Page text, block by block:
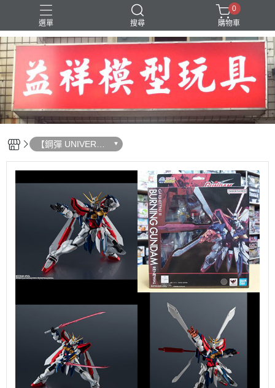
選單 搜尋
SD 三國創傑傳
0
購物車
【鋼彈 UNIVERSE
可動完成品】